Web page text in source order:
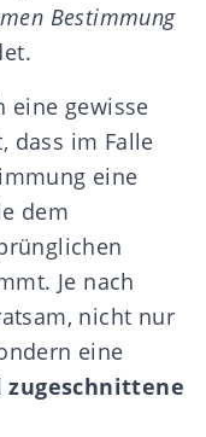
Bestimmung
eine gewisse
dass im Falle
eine
dem
Je nach
nicht nur
eine
zugeschnittene